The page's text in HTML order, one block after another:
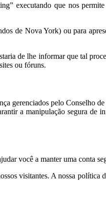
executando que nos
de Nova York) ou para
de lhe informar que tal
ou fóruns.
gerenciados pelo Conselho
a manipulação segura de
você a manter uma conta
visitantes. A nossa política